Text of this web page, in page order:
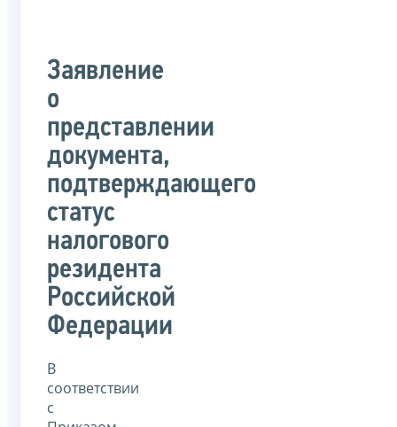
Заявление
о
представлении
документа,
подтверждающего
статус
налогового
резидента
Российской
Федерации
В
соответствии
с